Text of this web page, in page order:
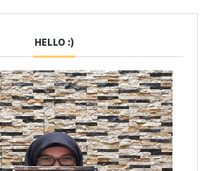
HELLO :)